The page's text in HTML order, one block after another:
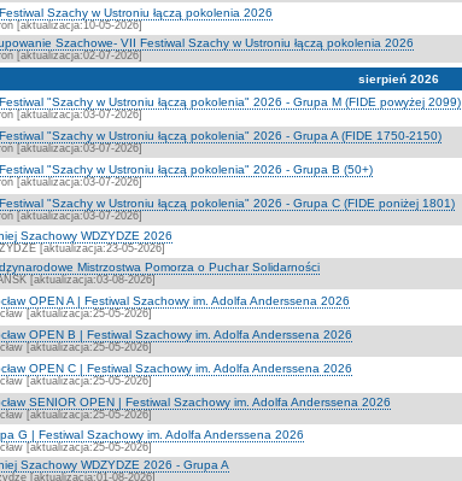
Szachy w Ustroniu łączą pokolenia 2026
[aktualizacja:10-05-2026]
Szachowe- VII Festiwal Szachy w Ustroniu łączą pokolenia 2026
[aktualizacja:02-07-2026]
sierpień 2026
"Szachy w Ustroniu łączą pokolenia" 2026 - Grupa M (FIDE powyżej 2099)
[aktualizacja:03-07-2026]
"Szachy w Ustroniu łączą pokolenia" 2026 - Grupa A (FIDE 1750-2150)
[aktualizacja:03-07-2026]
"Szachy w Ustroniu łączą pokolenia" 2026 - Grupa B (50+)
[aktualizacja:03-07-2026]
"Szachy w Ustroniu łączą pokolenia" 2026 - Grupa C (FIDE poniżej 1801)
[aktualizacja:03-07-2026]
Szachowy WDZYDZE 2026
[aktualizacja:23-05-2026]
Mistrzostwa Pomorza o Puchar Solidarności
[aktualizacja:03-08-2026]
OPEN A | Festiwal Szachowy im. Adolfa Anderssena 2026
[aktualizacja:25-05-2026]
OPEN B | Festiwal Szachowy im. Adolfa Anderssena 2026
[aktualizacja:25-05-2026]
OPEN C | Festiwal Szachowy im. Adolfa Anderssena 2026
[aktualizacja:25-05-2026]
SENIOR OPEN | Festiwal Szachowy im. Adolfa Anderssena 2026
[aktualizacja:25-05-2026]
G | Festiwal Szachowy im. Adolfa Anderssena 2026
[aktualizacja:25-05-2026]
Szachowy WDZYDZE 2026 - Grupa A
[aktualizacja:01-08-2026]